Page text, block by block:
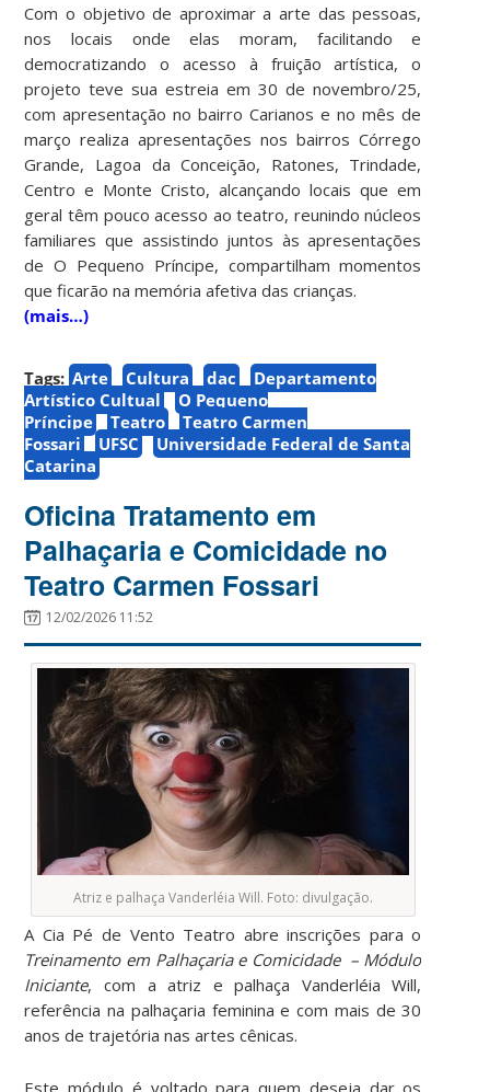
Com o objetivo de aproximar a arte das pessoas,
nos locais onde elas moram, facilitando e
democratizando o acesso à fruição artística, o
projeto teve sua estreia em 30 de novembro/25,
com apresentação no bairro Carianos e no mês de
março realiza apresentações nos bairros Córrego
Grande, Lagoa da Conceição, Ratones, Trindade,
Centro e Monte Cristo, alcançando locais que em
geral têm pouco acesso ao teatro, reunindo núcleos
familiares que assistindo juntos às apresentações
de O Pequeno Príncipe, compartilham momentos
que ficarão na memória afetiva das crianças.
(mais…)
Tags: Arte Cultura dac
Departamento
Artístico Cultual
O Pequeno
Príncipe
Teatro
Teatro Carmen
Fossari
UFSC
Universidade Federal de Santa
Catarina
Oficina Tratamento em
Palhaçaria e Comicidade no
Teatro Carmen Fossari
12/02/2026 11:52
Atriz e palhaça Vanderléia Will. Foto: divulgação.
A Cia Pé de Vento Teatro abre inscrições para o
Treinamento em Palhaçaria e Comicidade – Módulo
Iniciante, com a atriz e palhaça Vanderléia Will,
referência na palhaçaria feminina e com mais de 30
anos de trajetória nas artes cênicas.
Este módulo é voltado para quem deseja dar os